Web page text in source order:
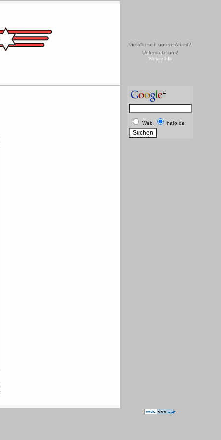
Gefällt euch unsere Arbeit?
Unterstützt uns!
Weitere Info
Web hafo.de